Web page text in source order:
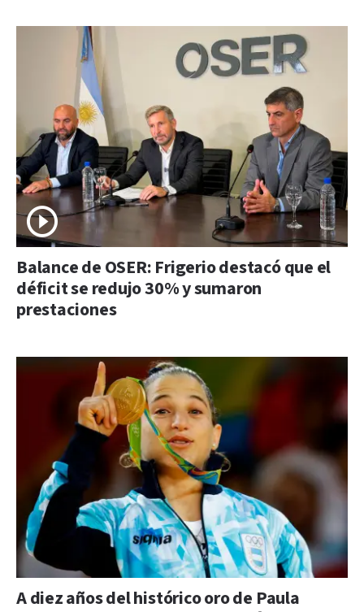
Balance de OSER: Frigerio destacó que el
déficit se redujo 30% y sumaron
prestaciones
A diez años del histórico oro de Paula